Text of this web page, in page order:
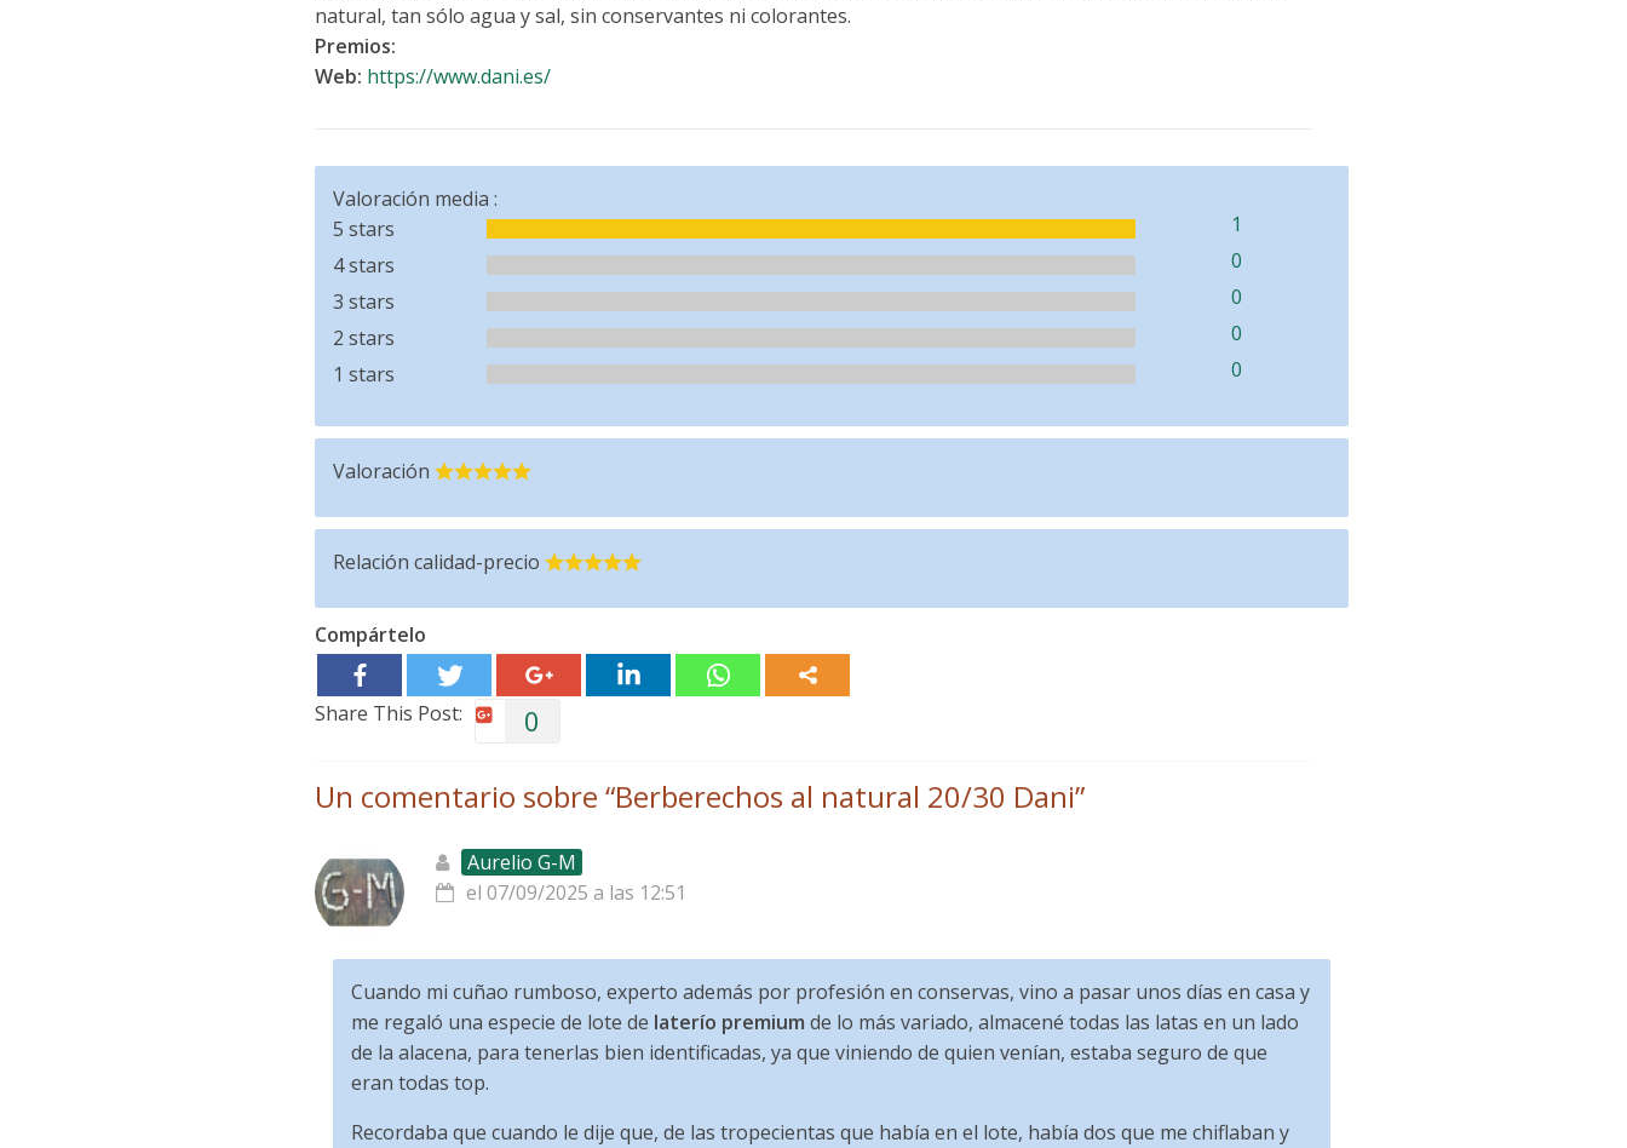
natural, tan sólo agua y sal, sin conservantes ni colorantes.
Premios:
Web: https://www.dani.es/
Valoración media :
5 stars
1
4 stars
0
3 stars
0
2 stars
0
1 stars
0
Valoración
Relación calidad-precio
Compártelo
Share This Post: 0
Un comentario sobre “Berberechos al natural 20/30 Dani”
Aurelio G-M
el 07/09/2025 a las 12:51
Cuando mi cuñao rumboso, experto además por profesión en conservas, vino a pasar unos días en casa y
me regaló una especie de lote de laterío premium de lo más variado, almacené todas las latas en un lado
de la alacena, para tenerlas bien identificadas, ya que viniendo de quien venían, estaba seguro de que
eran todas top.
Recordaba que cuando le dije que, de las tropecientas que había en el lote, había dos que me chiflaban y